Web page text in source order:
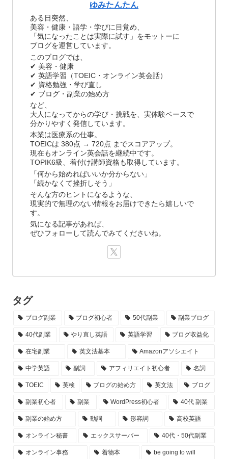
ゆみたんたん
ある日突然、
美容・健康・語学・学びに目覚め、
「気になったことは実際に試す」をモットーに
ブログを運営しています。
このブログでは、
✔ 美容・健康
✔ 英語学習（TOEIC・オンライン英会話）
✔ 資格勉強・学び直し
✔ ブログ・副業の始め方
など、
大人になってからの学び・挑戦を、実体験ベースで
分かりやすく発信しています。
本業は医療系の仕事。
TOEICは 380点 → 720点 までスコアアップ。
現在もオンライン英会話を継続中です。
TOPIK6級、着付け講師資格も取得しています。
「何から始めればいいか分からない」
「続かなくて挫折しそう」
そんな方のヒントになるような、
現実的で無理のない情報をお届けできたら嬉しいで
す。
気になる記事があれば、
ぜひフォローして読んでみてくださいね。
タグ
ブログ副業 ブログ初心者 50代副業 副業ブログ
40代副業 やり直し英語 英語学習 ブログ収益化
在宅副業 英文法基本 Amazonアソシエイト
中学英語 副詞 アフィリエイト初心者 名詞
TOEIC 英検 ブログの始め方 英文法 ブログ
副業初心者 副業 WordPress初心者 40代 副業
副業の始め方 動詞 形容詞 高校英語
オンライン秘書 エックスサーバー 40代・50代副業
オンライン事務 着物本 be going to will